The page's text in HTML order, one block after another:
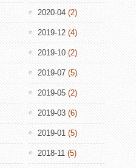
2020-04 (2)
2019-12 (4)
2019-10 (2)
2019-07 (5)
2019-05 (2)
2019-03 (6)
2019-01 (5)
2018-11 (5)